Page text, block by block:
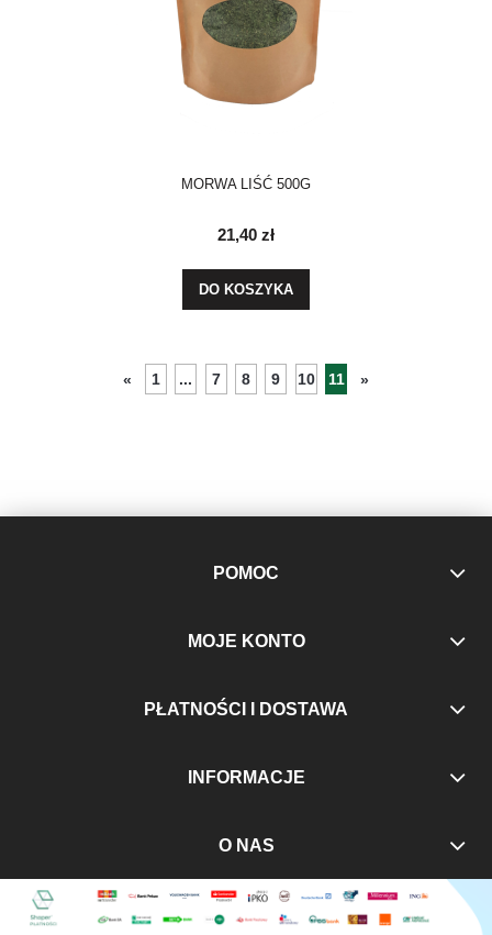
MORWA LIŚĆ 500G
21,40 zł
DO KOSZYKA
« 1 ... 7 8 9 10 11 »
POMOC
MOJE KONTO
PŁATNOŚCI I DOSTAWA
INFORMACJE
O NAS